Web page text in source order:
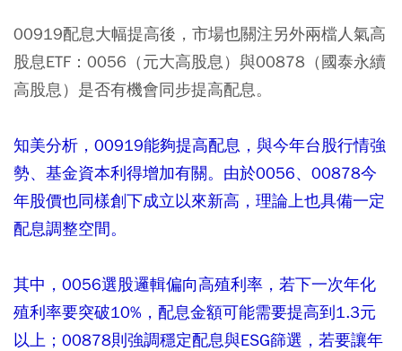
00919配息大幅提高後，市場也關注另外兩檔人氣高
股息ETF：0056（元大高股息）與00878（國泰永續
高股息）是否有機會同步提高配息。
知美分析，00919能夠提高配息，與今年台股行情強
勢、基金資本利得增加有關。由於0056、00878今
年股價也同樣創下成立以來新高，理論上也具備一定
配息調整空間。
其中，0056選股邏輯偏向高殖利率，若下一次年化
殖利率要突破10%，配息金額可能需要提高到1.3元
以上；00878則強調穩定配息與ESG篩選，若要讓年